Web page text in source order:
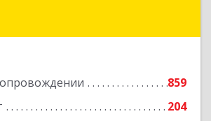
859
204
Карелия Респ, Петрозаводск г,
Подробнее